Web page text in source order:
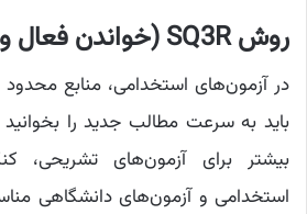
روش SQ3R (خواندن فعال و عمیق)
در آزمون‌های استخدامی، منابع
باید به سرعت مطالب جدید را
بیشتر برای آزمون‌های تشریحی،
استخدامی و آزمون‌های دانشگاهی